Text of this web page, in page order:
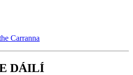
Carranna
DÁILÍ